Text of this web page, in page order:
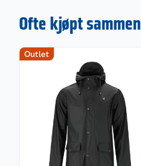
Ofte kjøpt sammen
Outlet